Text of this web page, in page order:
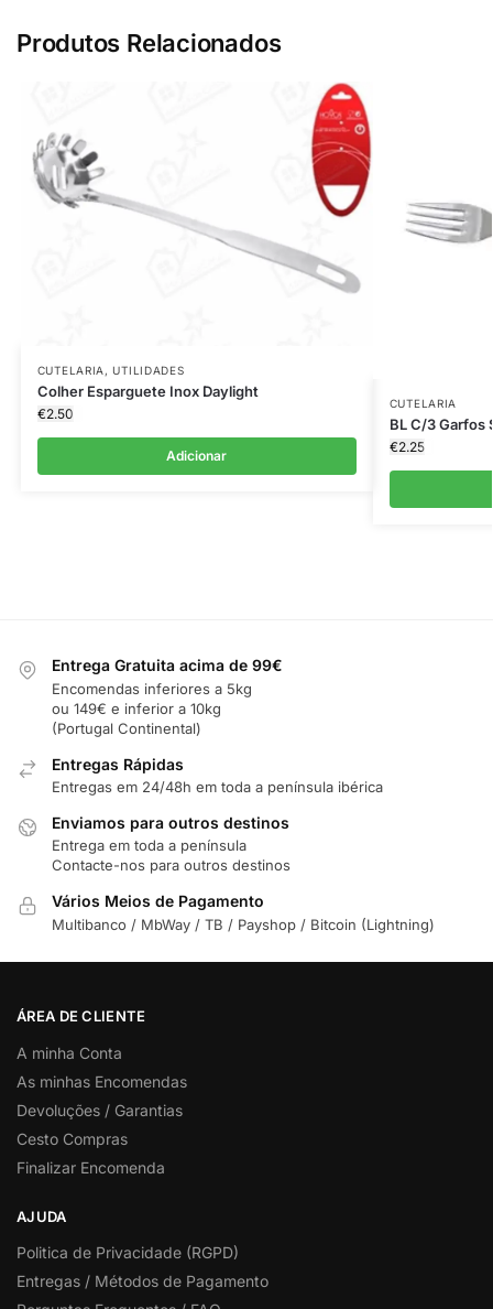
Produtos Relacionados
CUTELARIA , UTILIDADES
Colher Esparguete Inox Daylight
€2.50
Adicionar
CUTELARIA
BL C/3 Garfos
€2.25
Entrega Gratuita acima de 99€
Encomendas inferiores a 5kg
ou 149€ e inferior a 10kg
(Portugal Continental)
Entregas Rápidas
Entregas em 24/48h em toda a península ibérica
Enviamos para outros destinos
Entrega em toda a península
Contacte-nos para outros destinos
Vários Meios de Pagamento
Multibanco / MbWay / TB / Payshop / Bitcoin (Lightning)
ÁREA DE CLIENTE
A minha Conta
As minhas Encomendas
Devoluções / Garantias
Cesto Compras
Finalizar Encomenda
AJUDA
Politica de Privacidade (RGPD)
Entregas / Métodos de Pagamento